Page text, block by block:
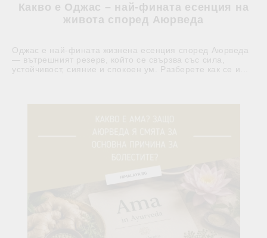
Какво е Оджас – най-фината есенция на
живота според Аюрведа
Оджас е най-фината жизнена есенция според Аюрведа
— вътрешният резерв, който се свързва със сила,
устойчивост, сияние и спокоен ум. Разберете как се и...